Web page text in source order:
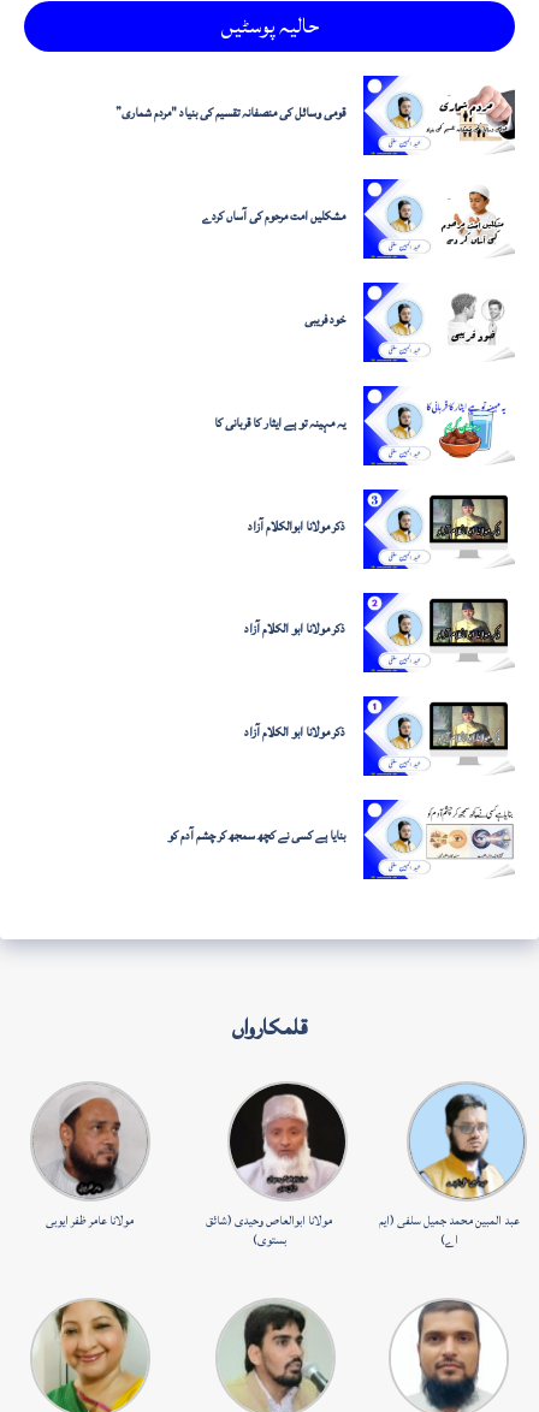
حالیہ پوسٹیں
قومی وسائل کی منصفانہ تقسیم کی بنیاد "مردم شماری”
مشکلیں امت مرحوم کی آساں کردے
خود فریبی
یہ مہینہ تو ہے ایثار کا قربانی کا
ذکر مولانا ابوالکلام آزاد
ذکر مولانا ابو الکلام آزاد
ذکر مولانا ابو الکلام آزاد
بنایا ہے کسی نے کچھ سمجھ کر چشم آدم کو
قلمکارواں
عبد المبین محمد جمیل سلفی (ایم
اے)
مولانا ابوالعاص وحیدی (شائق
بستوی)
مولانا عامر ظفر ایوبی